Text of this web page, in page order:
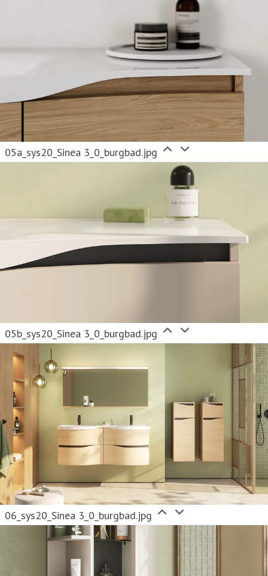
05a_sys20_Sinea 3_0_burgbad.jpg
05b_sys20_Sinea 3_0_burgbad.jpg
06_sys20_Sinea 3_0_burgbad.jpg